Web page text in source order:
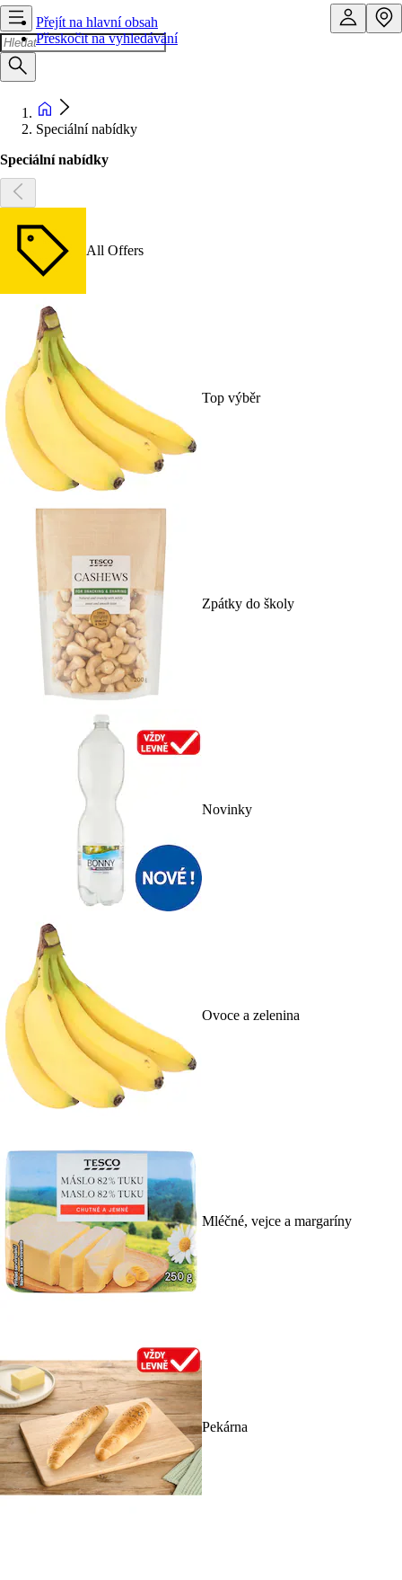
Přejít na hlavní obsah
Přeskočit na vyhledávání
Speciální nabídky
Speciální nabídky
All Offers
Top výběr
Zpátky do školy
Novinky
Ovoce a zelenina
Mléčné, vejce a margaríny
Pekárna